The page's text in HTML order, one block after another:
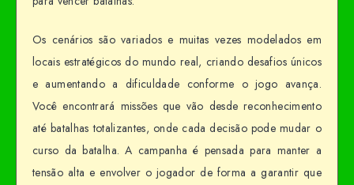
Os cenários são variados e muitas vezes modelados em
locais estratégicos do mundo real, criando desafios únicos
e aumentando a dificuldade conforme o jogo avança.
Você encontrará missões que vão desde reconhecimento
até batalhas totalizantes, onde cada decisão pode mudar o
curso da batalha. A campanha é pensada para manter a
tensão alta e envolver o jogador de forma a garantir que